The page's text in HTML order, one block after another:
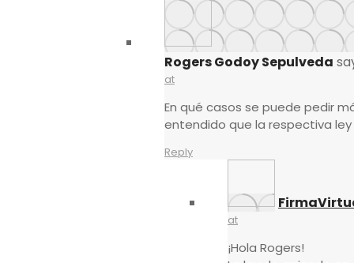
Rogers Godoy Sepulveda
at
En qué casos se puede pedir
entendido que la respectiva
Reply
at
¡Hola Rogers!